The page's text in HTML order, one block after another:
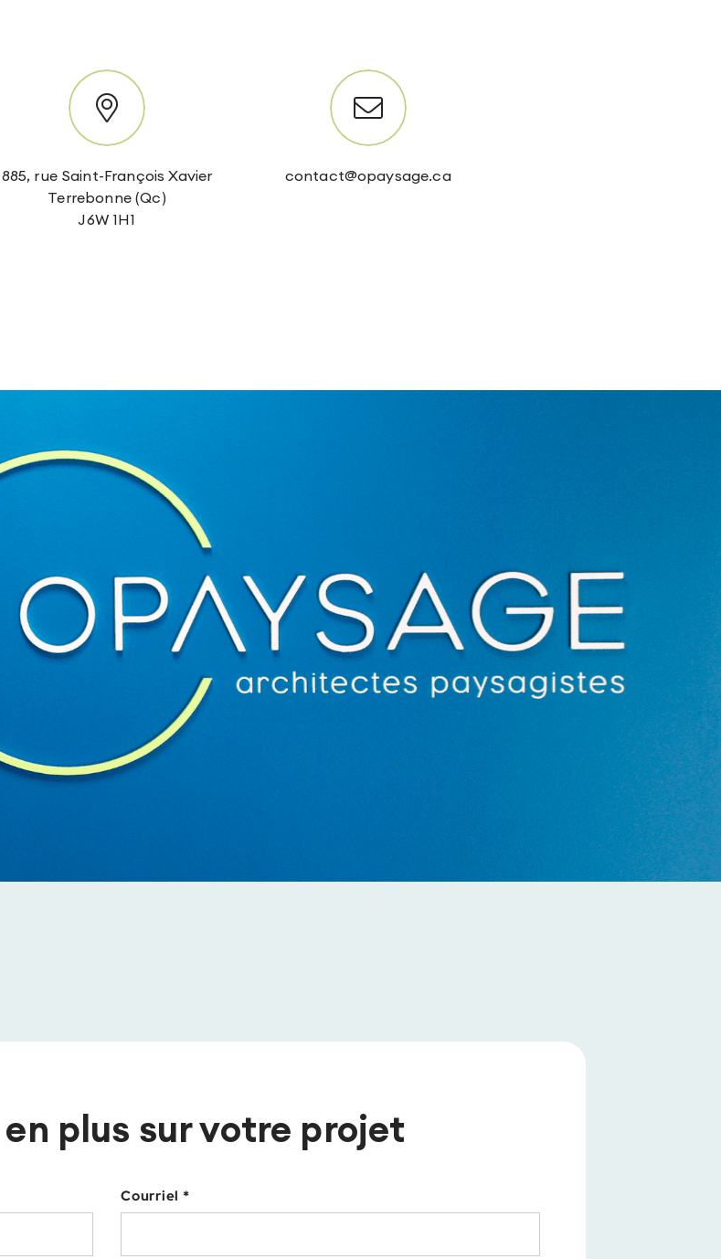
885, rue Saint-François Xavier
Terrebonne (Qc)
J6W 1H1
contact@opaysage.ca
plus sur votre projet
Courriel *